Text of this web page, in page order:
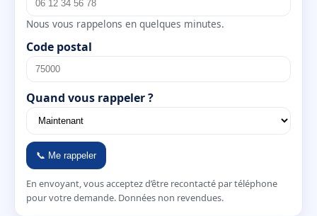
Nous vous rappelons en quelques minutes.
Code postal
Quand vous rappeler ?
📞 Me rappeler
En envoyant, vous acceptez d’être recontacté par téléphone
pour votre demande. Données non revendues.